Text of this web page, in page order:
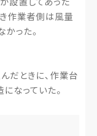
作業者側は風量
った。
だときに、作業台
なっていた。